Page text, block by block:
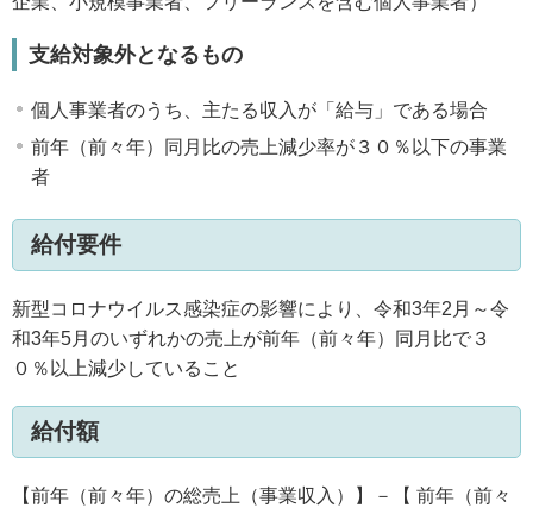
支給対象外となるもの
個人事業者のうち、主たる収入が「給与」である場合
前年（前々年）同月比の売上減少率が３０％以下の事業
者
給付要件
新型コロナウイルス感染症の影響により、令和3年2月～令
和3年5月のいずれかの売上が前年（前々年）同月比で３
０％以上減少していること
給付額
【前年（前々年）の総売上（事業収入）】－【 前年（前々